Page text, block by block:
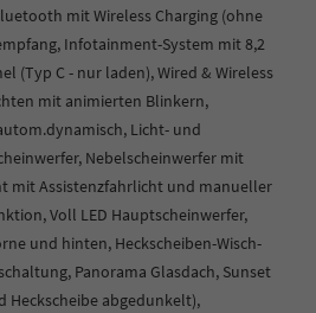
mit Wireless Charging (ohne
Infotainment-System mit 8,2
(Typ C - nur laden), Wired & Wireless
mit animierten Blinkern,
Licht- und
Nebelscheinwerfer mit
mit Assistenzfahrlicht und manueller
Voll LED Hauptscheinwerfer,
und hinten, Heckscheiben-Wisch-
Panorama Glasdach, Sunset
Heckscheibe abgedunkelt),